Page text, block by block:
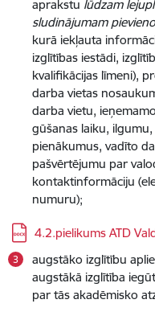
aprakstu lūdzam
sludinājumam
kurā iekļauta
izglītības iestādi,
kvalifikācijas līmeni),
darba vietas
darba vietu,
gūšanas laiku,
pienākumus, vadīto
pašvērtējumu par
kontaktinformāciju
numuru);
Lejupielādēt:
4.2.pielikums ATD
augstāko izglītību
augstākā izglītība
par tās akadēmisko